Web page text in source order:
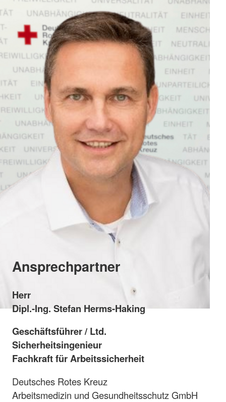
Ansprechpartner
Herr
Dipl.-Ing. Stefan Herms-Haking
Geschäftsführer / Ltd.
Sicherheitsingenieur
Fachkraft für Arbeitssicherheit
Deutsches Rotes Kreuz
Arbeitsmedizin und Gesundheitsschutz GmbH